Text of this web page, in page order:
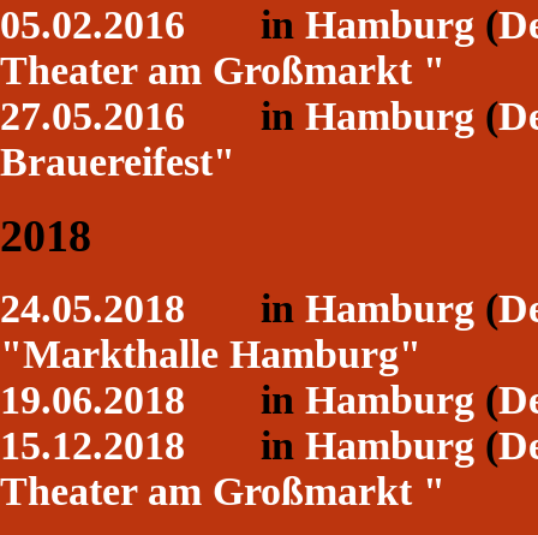
05.02.2016 in Hamburg (
Theater am Großmarkt "
27.05.2016 in Hamburg (
Brauereifest"
2018
24.05.2018 in Hamburg (
"Markthalle Hamburg"
19.06.2018 in Hamburg (
15.12.2018 in Hamburg (
Theater am Großmarkt "